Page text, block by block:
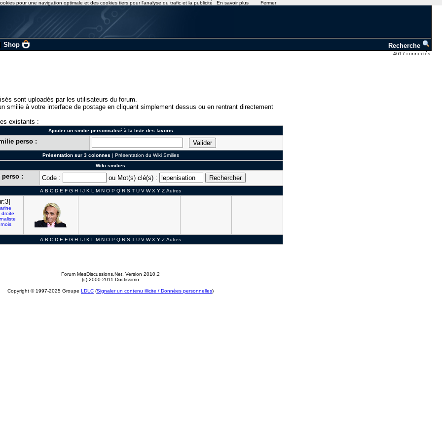
Shop Recherche
4617 connectés
sont uploadés par les utilisateurs du forum.
smilie à votre interface de postage en cliquant simplement dessus ou en rentrant directement
existants :
Ajouter un smilie personnalisé à la liste des favoris
perso :
Présentation sur 3 colonnes | Présentation du Wiki Smilies
Wiki smilies
perso : Code : ou Mot(s) clé(s) :
A B C D E F G H I J K L M N O P Q R S T U V W X Y Z Autres
droite
A B C D E F G H I J K L M N O P Q R S T U V W X Y Z Autres
Forum MesDiscussions.Net , Version 2010.2
(c) 2000-2011 Doctissimo
Copyright © 1997-2025 Groupe LDLC (Signaler un contenu illicite / Données personnelles)
pour une navigation optimale et des cookies tiers pour l'analyse du trafic et la publicité En savoir plus Fermer